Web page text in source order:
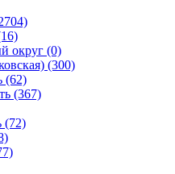
округ (0)
(300)
(62)
(367)
(72)